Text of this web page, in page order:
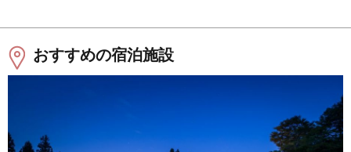
おすすめの宿泊施設